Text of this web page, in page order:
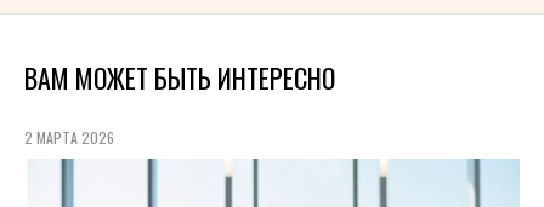
ВАМ МОЖЕТ БЫТЬ ИНТЕРЕСНО
2 МАРТА 2026